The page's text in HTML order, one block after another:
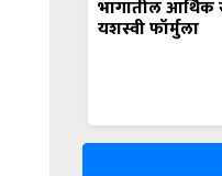
भागातील आर्थिक
यशस्वी फॉर्मुला